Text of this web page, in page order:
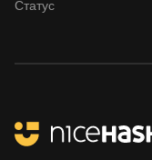
Статус